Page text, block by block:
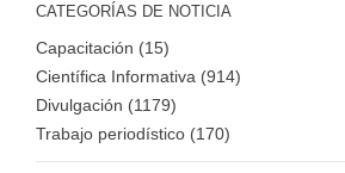
CATEGORÍAS DE NOTICIA
Capacitación (15)
Científica Informativa (914)
Divulgación (1179)
Trabajo periodístico (170)